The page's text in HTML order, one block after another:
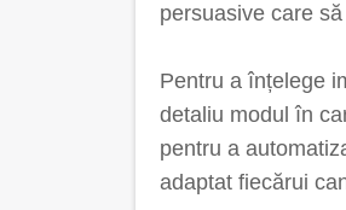
persuasive care
Pentru a înțelege
detaliu modul în
pentru a
adaptat fiecărui